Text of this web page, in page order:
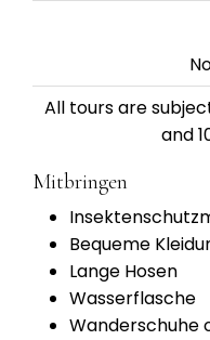
All tours are
and
Mitbringen
Bequeme
Lange Hosen
Wasserflasche
Wanderschuhe